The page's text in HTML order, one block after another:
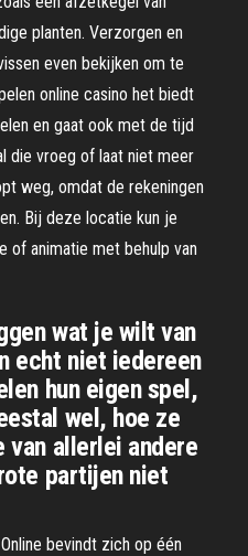
planten. Verzorgen en
even bekijken om te
online casino het biedt
en gaat ook met de tijd
die vroeg of laat niet meer
weg, omdat de rekeningen
Bij deze locatie kun je
animatie met behulp van
wat je wilt van
echt niet iedereen
hun eigen spel,
wel, hoe ze
van allerlei andere
partijen niet
bevindt zich op één